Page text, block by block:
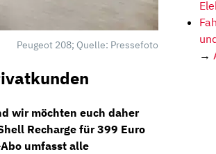
Peugeot 208; Quelle: Pressefoto
wir möchten euch daher
Recharge für399 Euro
umfasst alle
→